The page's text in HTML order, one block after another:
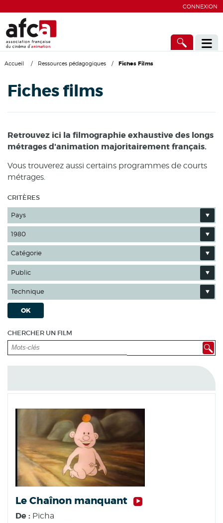
CONNEXION
Accueil / Ressources pédagogiques / Fiches Films
Fiches films
Retrouvez ici la filmographie exhaustive des longs
métrages d'animation majoritairement français.
Vous trouverez aussi certains programmes de courts
métrages.
CRITÈRES
Pays
1980
Catégorie
Public
Technique
OK
CHERCHER UN FILM
Le Chaînon manquant
De : Picha